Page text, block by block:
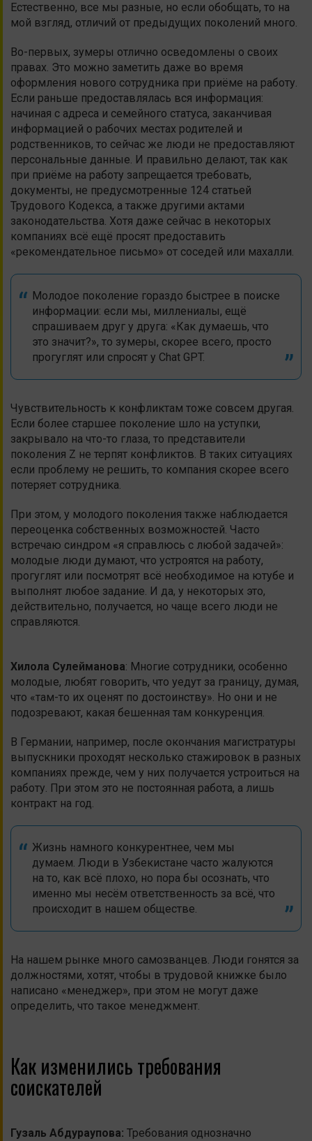
Естественно, все мы разные, но если обобщать, то на
мой взгляд, отличий от предыдущих поколений много.
Во-первых, зумеры отлично осведомлены о своих
правах. Это можно заметить даже во время
оформления нового сотрудника при приёме на работу.
Если раньше предоставлялась вся информация:
начиная с адреса и семейного статуса, заканчивая
информацией о рабочих местах родителей и
родственников, то сейчас же люди не предоставляют
персональные данные. И правильно делают, так как
при приёме на работу запрещается требовать,
документы, не предусмотренные 124 статьей
Трудового Кодекса, а также другими актами
законодательства. Хотя даже сейчас в некоторых
компаниях всё ещё просят предоставить
«рекомендательное письмо» от соседей или махалли.
Молодое поколение гораздо быстрее в поиске
информации: если мы, миллениалы, ещё
спрашиваем друг у друга: «Как думаешь, что
это значит?», то зумеры, скорее всего, просто
прогуглят или спросят у Chat GPT.
Чувствительность к конфликтам тоже совсем другая.
Если более старшее поколение шло на уступки,
закрывало на что-то глаза, то представители
поколения Z не терпят конфликтов. В таких ситуациях
если проблему не решить, то компания скорее всего
потеряет сотрудника.
При этом, у молодого поколения также наблюдается
переоценка собственных возможностей. Часто
встречаю синдром «я справлюсь с любой задачей»:
молодые люди думают, что устроятся на работу,
прогуглят или посмотрят всё необходимое на ютубе и
выполнят любое задание. И да, у некоторых это,
действительно, получается, но чаще всего люди не
справляются.
Хилола Сулейманова: Многие сотрудники, особенно
молодые, любят говорить, что уедут за границу, думая,
что «там-то их оценят по достоинству». Но они и не
подозревают, какая бешенная там конкуренция.
В Германии, например, после окончания магистратуры
выпускники проходят несколько стажировок в разных
компаниях прежде, чем у них получается устроиться на
работу. При этом это не постоянная работа, а лишь
контракт на год.
Жизнь намного конкурентнее, чем мы
думаем. Люди в Узбекистане часто жалуются
на то, как всё плохо, но пора бы осознать, что
именно мы несём ответственность за всё, что
происходит в нашем обществе.
На нашем рынке много самозванцев. Люди гонятся за
должностями, хотят, чтобы в трудовой книжке было
написано «менеджер», при этом не могут даже
определить, что такое менеджмент.
Как изменились требования
соискателей
Гузаль Абдураупова: Требования однозначно